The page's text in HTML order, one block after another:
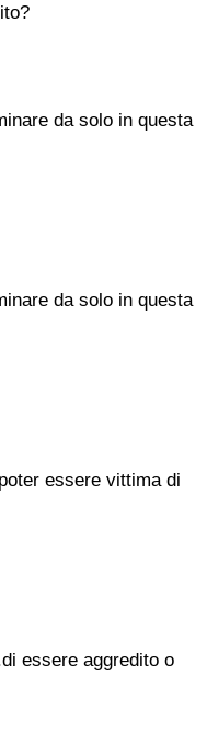
da solo in questa
da solo in questa
essere vittima di
essere aggredito o